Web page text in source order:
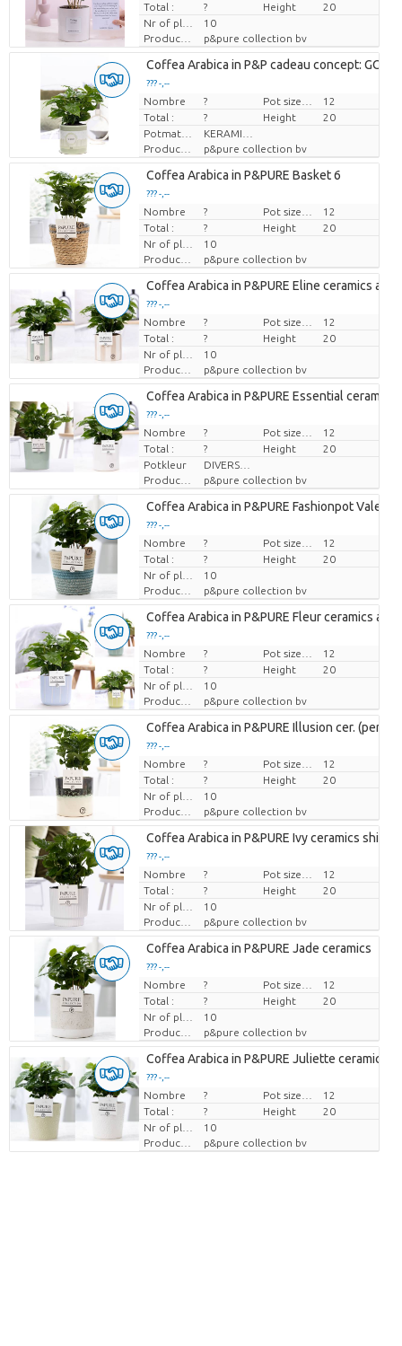
Total :
? Height
20
10
Producteur
p&pure collection bv
Coffea Arabica in P&P cadeau concept: GO
??? -,--
Prix par pièce
Nombre ?
12
Total :
? Height
20
Potmateriaal
Producteur
p&pure collection bv
Coffea Arabica in P&PURE Basket 6
??? -,--
Prix par pièce
Nombre ?
12
Total :
? Height
20
10
Producteur
p&pure collection bv
Coffea Arabica in P&PURE Eline ceramics ass.
??? -,--
Prix par pièce
Nombre ?
12
Total :
? Height
20
10
Producteur
p&pure collection bv
Coffea Arabica in P&PURE Essential ceramics
??? -,--
Prix par pièce
Nombre ?
12
Total :
? Height
20
Potkleur
DIVERSE KLEUREN
Producteur
p&pure collection bv
Coffea Arabica in P&PURE Fashionpot Valerie
??? -,--
Prix par pièce
Nombre ?
12
Total :
? Height
20
10
Producteur
p&pure collection bv
Coffea Arabica in P&PURE Fleur ceramics ass.
??? -,--
Prix par pièce
Nombre ?
12
Total :
? Height
20
10
Producteur
p&pure collection bv
Coffea Arabica in P&PURE Illusion cer.
??? -,--
Prix par pièce
Nombre ?
12
Total :
? Height
20
10
Producteur
p&pure collection bv
Coffea Arabica in P&PURE Ivy ceramics shiny
??? -,--
Prix par pièce
Nombre ?
12
Total :
? Height
20
10
Producteur
p&pure collection bv
Coffea Arabica in P&PURE Jade ceramics
??? -,--
Prix par pièce
Nombre ?
12
Total :
? Height
20
10
Producteur
p&pure collection bv
Coffea Arabica in P&PURE Juliette ceramics
??? -,--
Prix par pièce
Nombre ?
12
Total :
? Height
20
10
Producteur
p&pure collection bv